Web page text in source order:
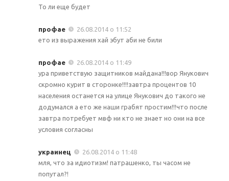
То ли еще будет
профае
26.08.2014 о 11:52
ето из выражения хай эбут аби не били
профае
26.08.2014 о 11:49
ура приветствую защитников майдана!!!вор Янукович
скромно курит в сторонке!!!!завтра процентов 10
населения останется на улице Янукович до такого не
додумался а ето же наши грабят простим!!!что после
завтра потребует мвф ни кто не знает но они на все
условия согласны
украинец
26.08.2014 о 11:48
мля, что за идиотизм! патрашенко, ты часом не
попутал?!